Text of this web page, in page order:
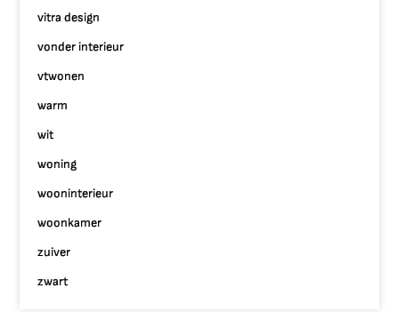
vitra design
vonder interieur
vtwonen
warm
wit
woning
wooninterieur
woonkamer
zuiver
zwart